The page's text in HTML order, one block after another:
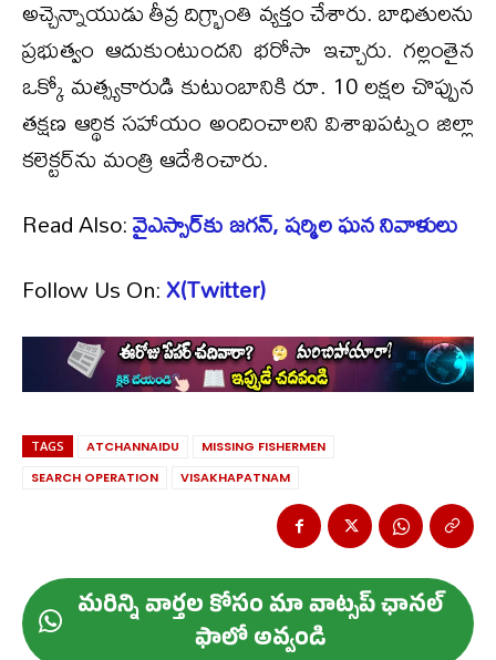
అచ్చెన్నాయుడు తీవ్ర దిగ్భ్రాంతి వ్యక్తం చేశారు. బాధితులను
ప్రభుత్వం ఆదుకుంటుందని భరోసా ఇచ్చారు. గల్లంతైన
ఒక్కో మత్స్యకారుడి కుటుంబానికి రూ. 10 లక్షల చొప్పున
తక్షణ ఆర్థిక సహాయం అందించాలని విశాఖపట్నం జిల్లా
కలెక్టర్‌ను మంత్రి ఆదేశించారు.
Read Also:వైఎస్సార్‌కు జగన్‌, షర్మిల ఘన నివాళులు
Follow Us On:X(Twitter)
TAGS ATCHANNAIDU
MISSING FISHERMEN
SEARCH OPERATION
VISAKHAPATNAM
మ‌రిన్ని వార్త‌ల కోసం మా వాట్స‌ప్ ఛాన‌ల్
ఫాలో అవ్వండి